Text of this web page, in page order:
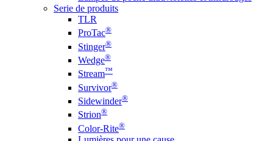
Serie de produits
TLR
ProTac®
Stinger®
Wedge®
Stream™
Survivor®
Sidewinder®
Strion®
Color-Rite®